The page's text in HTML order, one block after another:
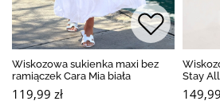
Wiskozowa sukienka maxi bez
ramiączek Cara Mia biała
119,99 zł
Stay